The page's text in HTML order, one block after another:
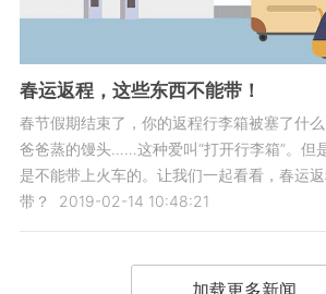
春运返程，这些东西不能带！
春节假期结束了，你的返程行李箱被塞了什
爸爸蒸的馒头……这种爱叫“打开行李箱”。但
是不能带上火车的。让我们一起看看，春运
带？
2019-02-14 10:48:21